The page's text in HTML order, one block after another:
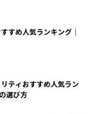
すめ人気ランキング｜
ティおすすめ人気ラン
選び方